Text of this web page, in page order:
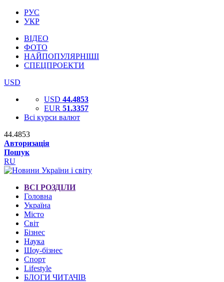
РУС
УКР
ВІДЕО
ФОТО
НАЙПОПУЛЯРНІШІ
СПЕЦПРОЕКТИ
USD
USD 44.4853
EUR 51.3357
Всі курси валют
44.4853
Авторизація
Пошук
RU
ВСІ РОЗДІЛИ
Головна
Україна
Місто
Світ
Бізнес
Наука
Шоу-бізнес
Спорт
Lifestyle
БЛОГИ ЧИТАЧІВ